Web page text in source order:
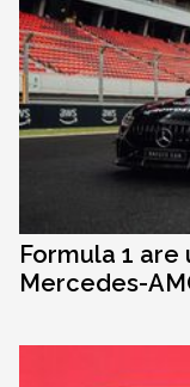
Formula 1 are
Mercedes-